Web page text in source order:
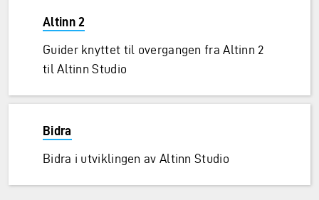
Altinn 2
Guider knyttet til overgangen fra Altinn 2
til Altinn Studio
Bidra
Bidra i utviklingen av Altinn Studio